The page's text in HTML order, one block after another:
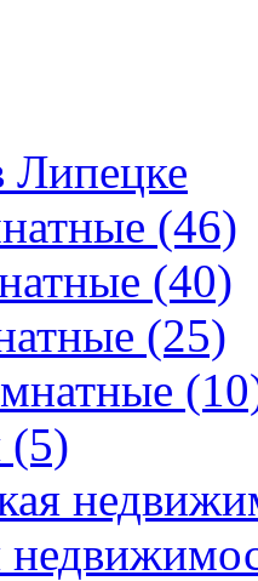
Липецке
(46)
(40)
(25)
(5)